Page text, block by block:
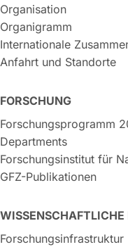
Organisation
Organigramm
Internationale
Anfahrt und Standorte
FORSCHUNG
Forschungsprogramm
Departments
Forschungsinstitut für
GFZ-Publikationen
Forschungsinfrastruktur